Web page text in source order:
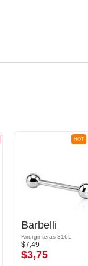
HOT
Barbelli
Kirurginteräs 316L
$7,49
$3,75